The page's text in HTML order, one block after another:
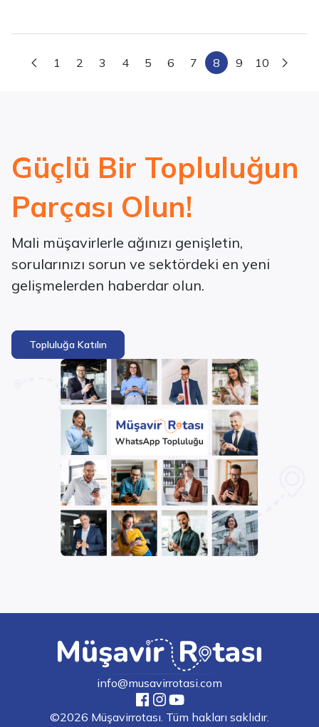
1 2 3 4 5 6 7 8 9 10
Güçlü Bir Topluluğun
Parçası Olun!
Mali müşavirlerle ağınızı genişletin,
sorularınızı sorun ve sektördeki en yeni
gelişmelerden haberdar olun.
Topluluğa Katılın
info@musavirrotasi.com
©2026 Müşavirrotası. Tüm hakları saklıdır.